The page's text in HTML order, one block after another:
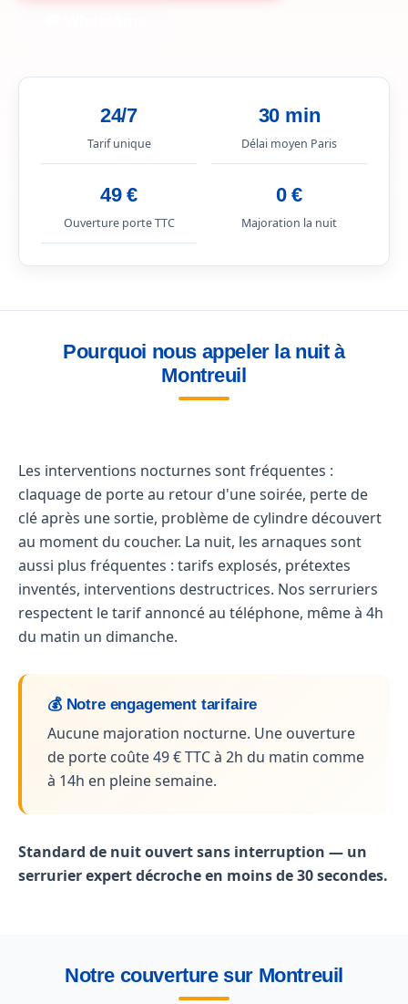
24/7
Tarif unique
30 min
Délai moyen Paris
49 €
Ouverture porte TTC
0 €
Majoration la nuit
Pourquoi nous appeler la nuit à
Montreuil
Les interventions nocturnes sont fréquentes :
claquage de porte au retour d'une soirée, perte de
clé après une sortie, problème de cylindre découvert
au moment du coucher. La nuit, les arnaques sont
aussi plus fréquentes : tarifs explosés, prétextes
inventés, interventions destructrices. Nos serruriers
respectent le tarif annoncé au téléphone, même à 4h
du matin un dimanche.
💰 Notre engagement tarifaire
Aucune majoration nocturne. Une ouverture
de porte coûte 49 € TTC à 2h du matin comme
à 14h en pleine semaine.
Standard de nuit ouvert sans interruption — un
serrurier expert décroche en moins de 30 secondes.
Notre couverture sur Montreuil